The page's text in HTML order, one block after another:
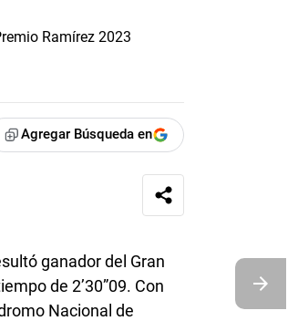
Agregar Búsqueda en
ganador del Gran
de 2’30”09. Con
Nacional de